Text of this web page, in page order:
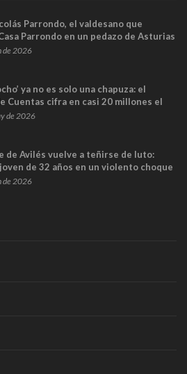
Parrondo, el valdesano que
Parrondo en un pedazo de Asturias
de 2026
ya no es solo una chapuza: el
Cuentas cifra en casi 20 millones el
de los trenes que no cabían por los
de 2026
de Avilés vuelve a teñirse de luto:
de 32 años en un violento choque
de 2026